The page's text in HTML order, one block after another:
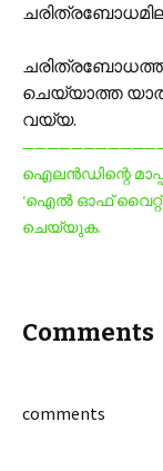
ചെയ്യാത്ത
വയ്യ.
ഐലന്‍ഡിന്റെ
‘ഐല്‍ ഓഫ് വൈറ്റ്
ചെയ്യുക.
Comments
comments